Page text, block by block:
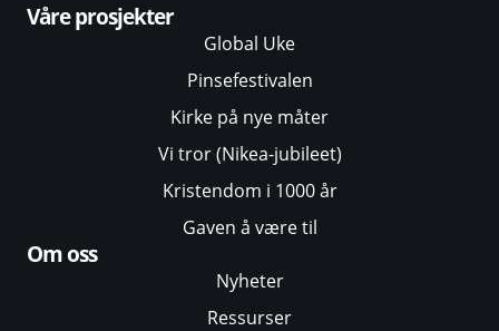
Våre prosjekter
Global Uke
Pinsefestivalen
Kirke på nye måter
Vi tror (Nikea-jubileet)
Kristendom i 1000 år
Gaven å være til
Om oss
Nyheter
Ressurser